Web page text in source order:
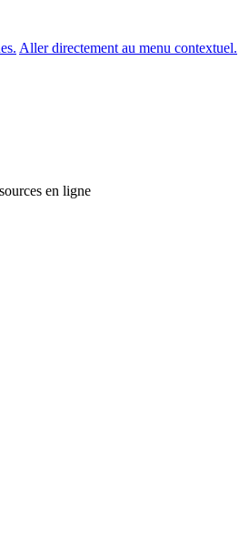
Aller directement au menu contextuel.
en ligne